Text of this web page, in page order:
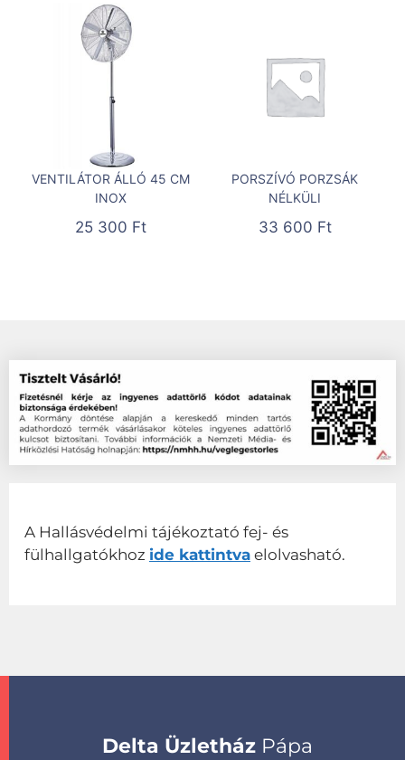
VENTILÁTOR ÁLLÓ 45 CM
INOX
25 300 Ft
PORSZÍVÓ PORZSÁK
NÉLKÜLI
33 600 Ft
A Hallásvédelmi tájékoztató fej- és
fülhallgatókhoz ide kattintva elolvasható.
Delta ÜzletházPápa